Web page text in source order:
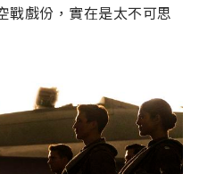
戰戲份，實在是太不可思